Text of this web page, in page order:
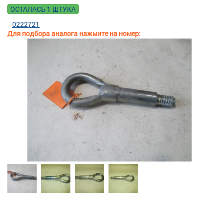
ОСТАЛАСЬ 1 ШТУКА
Для подбора аналога нажмите на номер:
0222721